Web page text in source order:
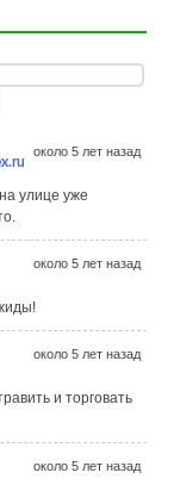
около 5 лет назад
улице уже
около 5 лет назад
около 5 лет назад
и торговать
около 5 лет назад